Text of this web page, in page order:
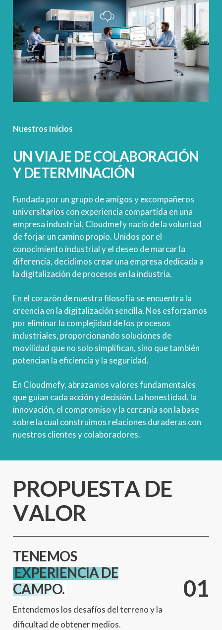
Nuestros Inicios
UNVIAJE DECOLABORACIÓN
Y DETERMINACIÓN
Fundada por un grupo de amigos y excompañeros
universitarios con experiencia compartida en una
empresa industrial, Cloudmefy nació de la voluntad
de forjar un camino propio. Unidos por el
conocimiento industrial y el deseo de marcar la
diferencia, decidimos crear una empresa dedicada a
la digitalización de procesos en la industria.
En el corazón de nuestra filosofía se encuentra la
creencia en la digitalización sencilla. Nos esforzamos
por eliminar la complejidad de los procesos
industriales, proporcionando soluciones de
movilidad que no solo simplifican, sino que también
potencian la eficiencia y la seguridad.
En Cloudmefy, abrazamos valores fundamentales
que guían cada acción y decisión. La honestidad, la
innovación, el compromiso y la cercanía son la base
sobre la cual construimos relaciones duraderas con
nuestros clientes y colaboradores.
PROPUESTA DE
VALOR
TENEMOS
EXPERIENCIA DE
CAMPO.
Entendemos los desafíos del terreno y la
dificultad de obtener medios.
01